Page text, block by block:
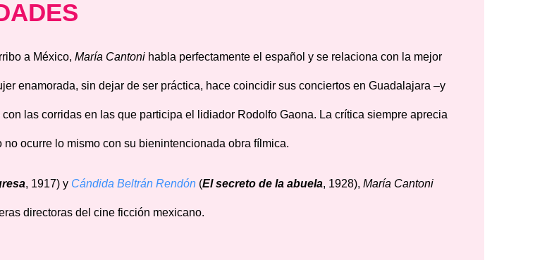
a México, María Cantoni habla perfectamente el español y se relaciona con la mejor
enamorada, sin dejar de ser práctica, hace coincidir sus conciertos en Guadalajara –y
las corridas en las que participa el lidiador Rodolfo Gaona. La crítica siempre aprecia
no ocurre lo mismo con su bienintencionada obra fílmica.
, 1917) y Cándida Beltrán Rendón (El secreto de la abuela, 1928), María Cantoni
directoras del cine ficción mexicano.